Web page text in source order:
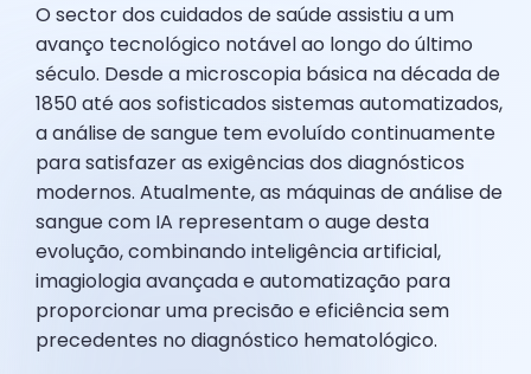
O sector dos cuidados de saúde assistiu a um
avanço tecnológico notável ao longo do último
século. Desde a microscopia básica na década de
1850 até aos sofisticados sistemas automatizados,
a análise de sangue tem evoluído continuamente
para satisfazer as exigências dos diagnósticos
modernos. Atualmente, as máquinas de análise de
sangue com IA representam o auge desta
evolução, combinando inteligência artificial,
imagiologia avançada e automatização para
proporcionar uma precisão e eficiência sem
precedentes no diagnóstico hematológico.